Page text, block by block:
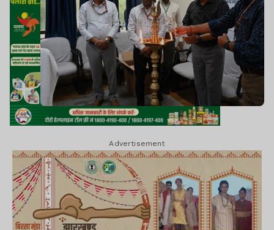
Advertisement